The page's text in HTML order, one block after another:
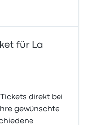
für La
direkt bei
gewünschte